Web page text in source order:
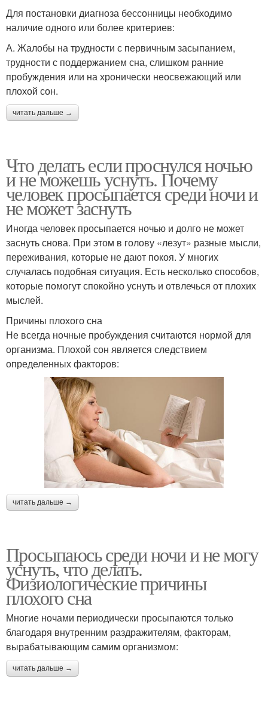
Для постановки диагноза бессонницы необходимо
наличие одного или более критериев:
А. Жалобы на трудности с первичным засыпанием,
трудности с поддержанием сна, слишком ранние
пробуждения или на хронически неосвежающий или
плохой сон.
читать дальше →
Что делать если проснулся ночью
и не можешь уснуть. Почему
человек просыпается среди ночи и
не может заснуть
Иногда человек просыпается ночью и долго не может
заснуть снова. При этом в голову «лезут» разные мысли,
переживания, которые не дают покоя. У многих
случалась подобная ситуация. Есть несколько способов,
которые помогут спокойно уснуть и отвлечься от плохих
мыслей.
Причины плохого сна
Не всегда ночные пробуждения считаются нормой для
организма. Плохой сон является следствием
определенных факторов:
читать дальше →
Просыпаюсь среди ночи и не могу
уснуть, что делать.
Физиологические причины
плохого сна
Многие ночами периодически просыпаются только
благодаря внутренним раздражителям, факторам,
вырабатывающим самим организмом:
читать дальше →